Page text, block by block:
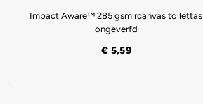
Impact Aware™ 285 gsm rcanvas toilettas
ongeverfd
€ 5,59